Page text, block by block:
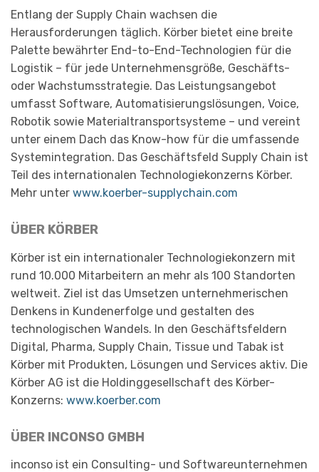
Entlang der Supply Chain wachsen die
Herausforderungen täglich. Körber bietet eine breite
Palette bewährter End-to-End-Technologien für die
Logistik – für jede Unternehmensgröße, Geschäfts-
oder Wachstumsstrategie. Das Leistungsangebot
umfasst Software, Automatisierungslösungen, Voice,
Robotik sowie Materialtransportsysteme – und vereint
unter einem Dach das Know-how für die umfassende
Systemintegration. Das Geschäftsfeld Supply Chain ist
Teil des internationalen Technologiekonzerns Körber.
Mehr unter www.koerber-supplychain.com
ÜBER KÖRBER
Körber ist ein internationaler Technologiekonzern mit
rund 10.000 Mitarbeitern an mehr als 100 Standorten
weltweit. Ziel ist das Umsetzen unternehmerischen
Denkens in Kundenerfolge und gestalten des
technologischen Wandels. In den Geschäftsfeldern
Digital, Pharma, Supply Chain, Tissue und Tabak ist
Körber mit Produkten, Lösungen und Services aktiv. Die
Körber AG ist die Holdinggesellschaft des Körber-
Konzerns: www.koerber.com
ÜBER INCONSO GMBH
inconso ist ein Consulting- und Softwareunternehmen